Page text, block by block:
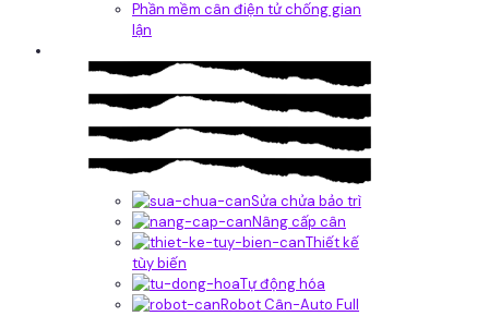
Phần mềm cân điện tử chống gian
lận
Sửa chửa bảo trì
Nâng cấp cân
Thiết kế
tùy biến
Tự động hóa
Robot Cân-Auto Full